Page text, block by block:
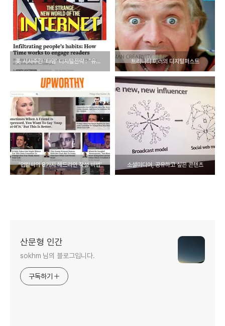
美 시사주간 ‘타임’ 디지털전략 : "유통, 발굴, 최적화, 패키징, 독자 참여의 다른 방법을 고민하라" 트리니티 미러의 디지털퍼스트
‘업월씨의 8가지 헤드라인 작성 비법’ 소셜미디어, 공유하고 싶은 콘텐츠
산문형 인간
sokhm 님의 블로그입니다.
구독하기